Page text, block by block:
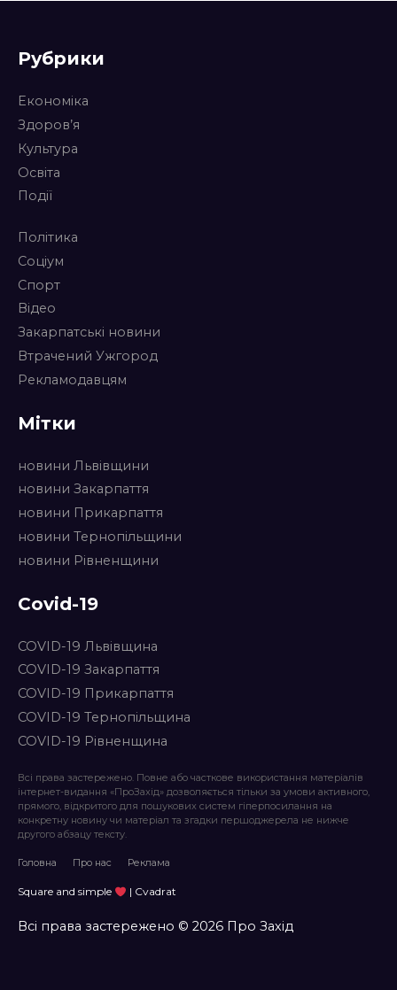
Рубрики
Економіка
Здоров’я
Культура
Освіта
Події
Політика
Соціум
Спорт
Відео
Закарпатські новини
Втрачений Ужгород
Рекламодавцям
Мітки
новини Львівщини
новини Закарпаття
новини Прикарпаття
новини Тернопільщини
новини Рівненщини
Covid-19
COVID-19 Львівщина
COVID-19 Закарпаття
COVID-19 Прикарпаття
COVID-19 Тернопільщина
COVID-19 Рівненщина
Всі права застережено. Повне або часткове використання матеріалів
інтернет-видання «ПроЗахід» дозволяється тільки за умови активного,
прямого, відкритого для пошукових систем гіперпосилання на
конкретну новину чи матеріал та згадки першоджерела не нижче
другого абзацу тексту.
Головна Про нас Реклама
Square and simple | Cvadrat
Всі права застережено © 2026 Про Захід